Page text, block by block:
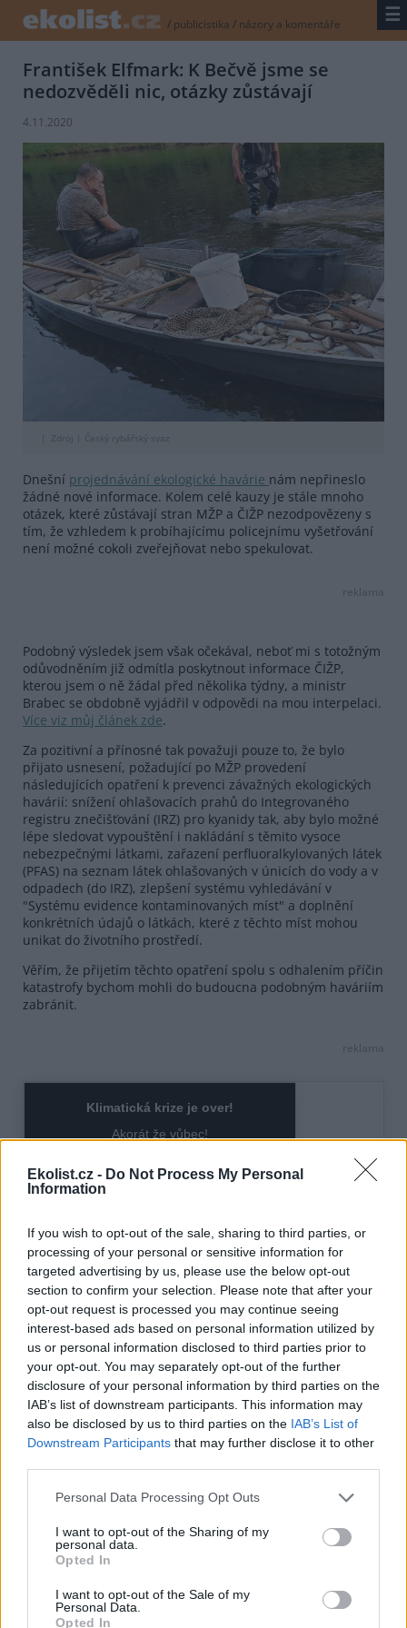
Ekolist.cz - Do Not Process My Personal
Information
If you wish to opt-out of the sale, sharing to third parties, or
processing of your personal or sensitive information for
targeted advertising by us, please use the below opt-out
section to confirm your selection. Please note that after your
opt-out request is processed you may continue seeing
interest-based ads based on personal information utilized by
us or personal information disclosed to third parties prior to
your opt-out. You may separately opt-out of the further
disclosure of your personal information by third parties on the
IAB’s list of downstream participants. This information may
also be disclosed by us to third parties on the IAB’s List of
Downstream Participants that may further disclose it to other
Personal Data Processing Opt Outs
I want to opt-out of the Sharing of my
personal data.
Opted In
I want to opt-out of the Sale of my
Personal Data.
Opted In
/ publicistika / názory a komentáře ☰
František Elfmark: K Bečvě jsme se
nedozvěděli nic, otázky zůstávají
4.11.2020
Zdroj | Český rybářský svaz
Dnešní projednávání ekologické havárie nám nepřineslo
žádné nové informace. Kolem celé kauzy je stále mnoho
otázek, které zůstávají stran MŽP a ČIŽP nezodpovězeny s
tím, že vzhledem k probíhajícímu policejnímu vyšetřování
není možné cokoli zveřejňovat nebo spekulovat.
reklama
Podobný výsledek jsem však očekával, neboť mi s totožným
odůvodněním již odmítla poskytnout informace ČIŽP,
kterou jsem o ně žádal před několika týdny, a ministr
Brabec se obdobně vyjádřil v odpovědi na mou interpelaci.
Více viz můj článek zde.
Za pozitivní a přínosné tak považuji pouze to, že bylo
přijato usnesení, požadující po MŽP provedení
následujících opatření k prevenci závažných ekologických
havárií: snížení ohlašovacích prahů do Integrovaného
registru znečišťování (IRZ) pro kyanidy tak, aby bylo možné
lépe sledovat vypouštění i nakládání s těmito vysoce
nebezpečnými látkami, zařazení perfluoralkylovaných látek
(PFAS) na seznam látek ohlašovaných v únicích do vody a v
odpadech (do IRZ), zlepšení systému vyhledávání v
"Systému evidence kontaminovaných míst" a doplnění
konkrétních údajů o látkách, které z těchto míst mohou
unikat do životního prostředí.
Věřím, že přijetím těchto opatření spolu s odhalením příčin
katastrofy bychom mohli do budoucna podobným haváriím
zabránit.
reklama
František Elfmark
Autor je pirátským poslancem PSP ČR za Zlínský kraj a